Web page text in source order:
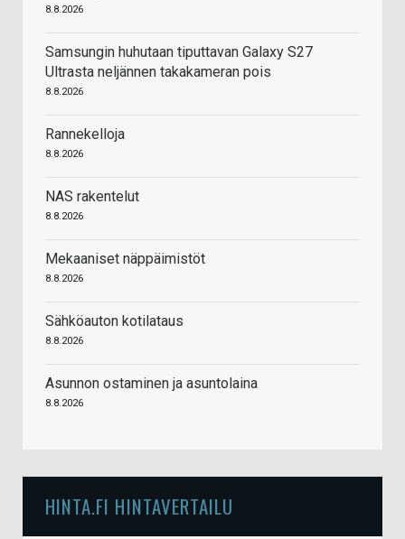
8.8.2026
Samsungin huhutaan tiputtavan Galaxy S27
Ultrasta neljännen takakameran pois
8.8.2026
Rannekelloja
8.8.2026
NAS rakentelut
8.8.2026
Mekaaniset näppäimistöt
8.8.2026
Sähköauton kotilataus
8.8.2026
Asunnon ostaminen ja asuntolaina
8.8.2026
HINTA.FI HINTAVERTAILU